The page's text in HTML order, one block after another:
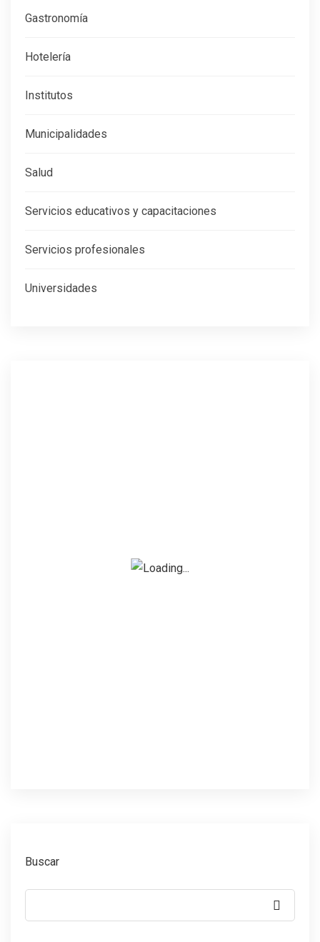
Gastronomía
Hotelería
Institutos
Municipalidades
Salud
Servicios educativos y capacitaciones
Servicios profesionales
Universidades
Buscar